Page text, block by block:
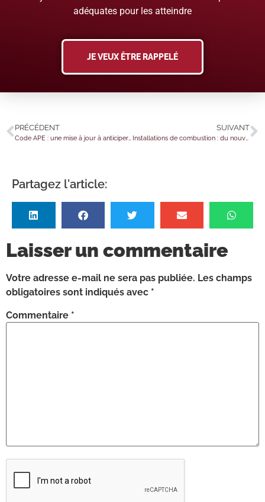
adéquates pour les atteindre
JE VEUX ÊTRE RAPPELÉ
PRÉCÉDENT SUIVANT
Installations de combustion : du nouveau
Partagez l'article:
Laisser un commentaire
Votre adresse e-mail ne sera pas publiée. Les champs
obligatoires sont indiqués avec *
Commentaire *